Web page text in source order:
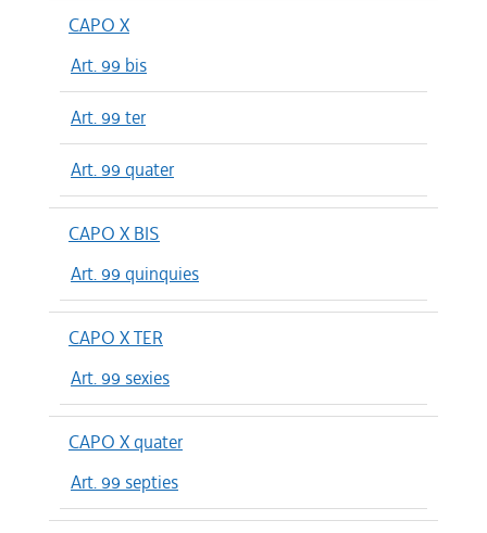
CAPO X
Art. 99 bis
Art. 99 ter
Art. 99 quater
CAPO X BIS
Art. 99 quinquies
CAPO X TER
Art. 99 sexies
CAPO X quater
Art. 99 septies